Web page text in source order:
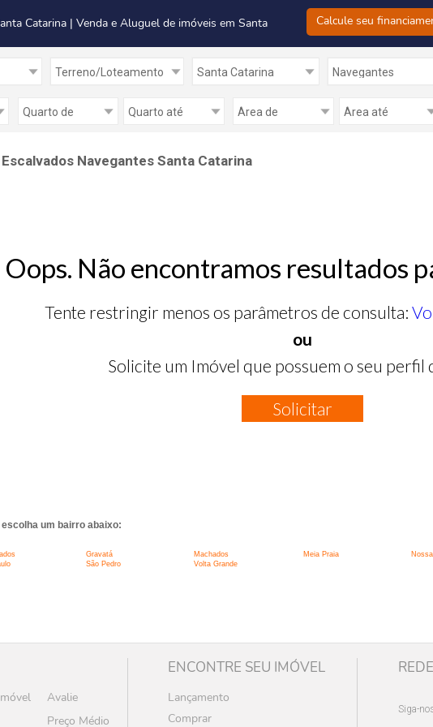
Catarina | Venda e Aluguel de imóveis em Santa
Calcule seu
Navegantes Santa Catarina
Oops. Não encontramos resultados
Tente restringir menos os parâmetros de consulta:
ou
Solicite um Imóvel que possuem o seu perfil
Solicitar
um bairro abaixo:
Gravatá Machados Meia Praia
São Pedro Volta Grande
Avalie
Preço Médio
ENCONTRE SEU IMÓVEL
Lançamento
Comprar
Siga-